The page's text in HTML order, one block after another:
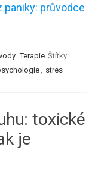
paniky: průvodce
Terapie Štítky:
stres
toxické
je